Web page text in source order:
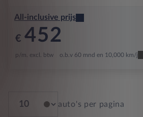
All-inclusive prijs
€ 452
p/m. excl. btw o.b.v 60 mnd en 10,000 km/j
auto's per pagina